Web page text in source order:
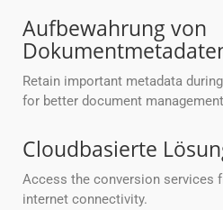
Aufbewahrung von
Retain important metadata
for better document
Cloudbasierte
Access the conversion services
internet connectivity.